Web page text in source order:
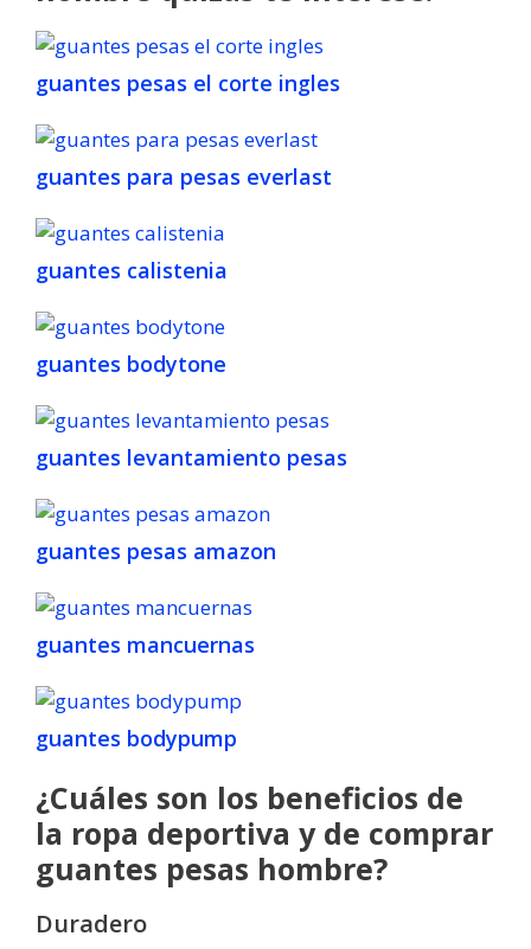
guantes pesas el corte ingles
guantes para pesas everlast
guantes calistenia
guantes bodytone
guantes levantamiento pesas
guantes pesas amazon
guantes mancuernas
guantes bodypump
¿Cuáles son los beneficios de
la ropa deportiva y de comprar
guantes pesas hombre?
Duradero